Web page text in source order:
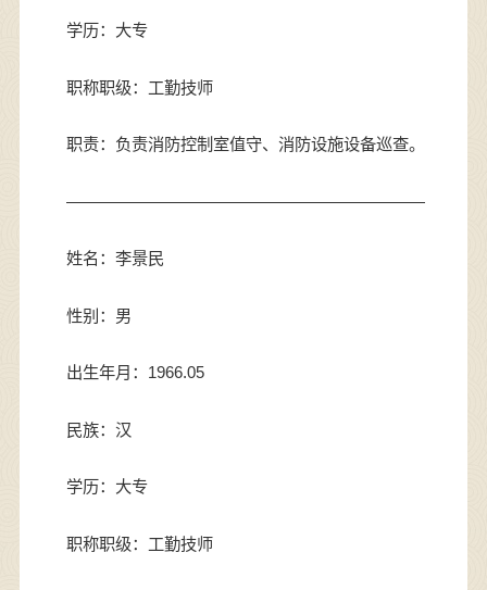
学历：大专
职称职级：工勤技师
职责： 负责消防控制室值守、消防设施设备巡查。
——————————————————————
姓名：李景民
性别：男
出生年月：1966.05
民族：汉
学历：大专
职称职级：工勤技师